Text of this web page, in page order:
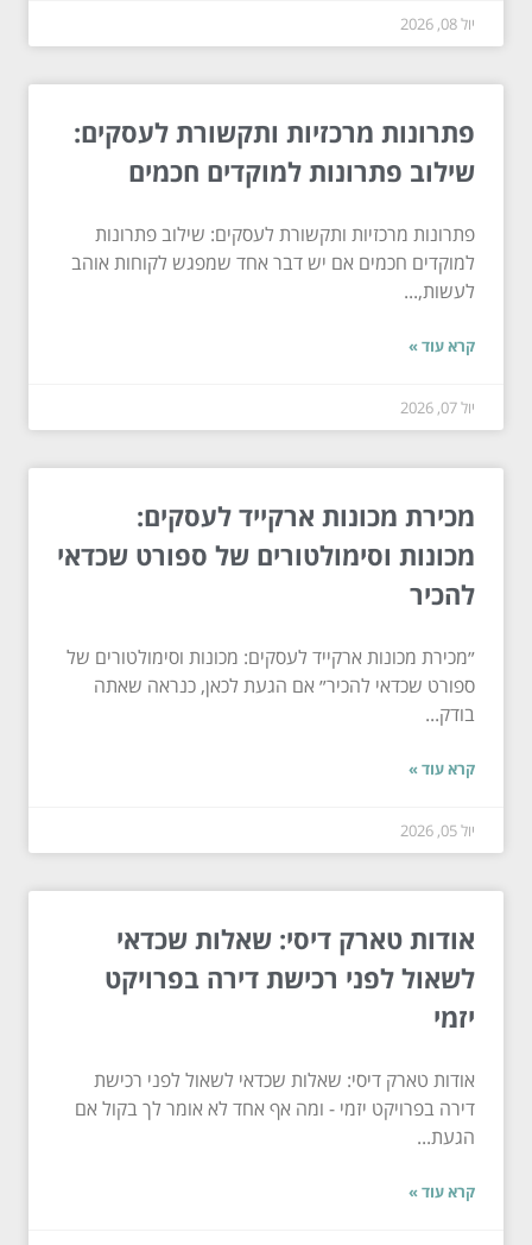
יול 08, 2026
פתרונות מרכזיות ותקשורת לעסקים:
שילוב פתרונות למוקדים חכמים
פתרונות מרכזיות ותקשורת לעסקים: שילוב פתרונות
למוקדים חכמים אם יש דבר אחד שמפגש לקוחות אוהב
לעשות,...
קרא עוד »
יול 07, 2026
מכירת מכונות ארקייד לעסקים:
מכונות וסימולטורים של ספורט שכדאי
להכיר
״מכירת מכונות ארקייד לעסקים: מכונות וסימולטורים של
ספורט שכדאי להכיר״ אם הגעת לכאן, כנראה שאתה
בודק...
קרא עוד »
יול 05, 2026
אודות טארק דיסי: שאלות שכדאי
לשאול לפני רכישת דירה בפרויקט
יזמי
אודות טארק דיסי: שאלות שכדאי לשאול לפני רכישת
דירה בפרויקט יזמי - ומה אף אחד לא אומר לך בקול אם
הגעת...
קרא עוד »